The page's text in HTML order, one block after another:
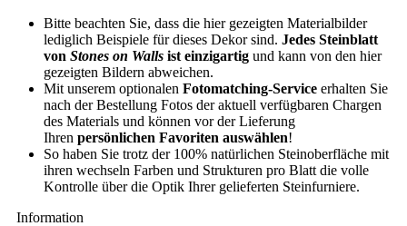
Bitte beachten Sie, dass die hier gezeigten Materialbilder
lediglich Beispiele für dieses Dekor sind. Jedes Steinblatt
von Stones on Walls ist einzigartig und kann von den hier
gezeigten Bildern abweichen.
Mit unserem optionalen Fotomatching-Service erhalten Sie
nach der Bestellung Fotos der aktuell verfügbaren Chargen
des Materials und können vor der Lieferung
Ihren persönlichen Favoriten auswählen!
So haben Sie trotz der 100% natürlichen Steinoberfläche mit
ihren wechseln Farben und Strukturen pro Blatt die volle
Kontrolle über die Optik Ihrer gelieferten Steinfurniere.
Information